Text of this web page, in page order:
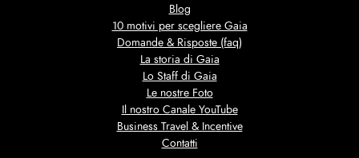
Blog
10 motivi per scegliere Gaia
Domande & Risposte (faq)
La storia di Gaia
Lo Staff di Gaia
Le nostre Foto
Il nostro Canale YouTube
Business Travel & Incentive
Contatti